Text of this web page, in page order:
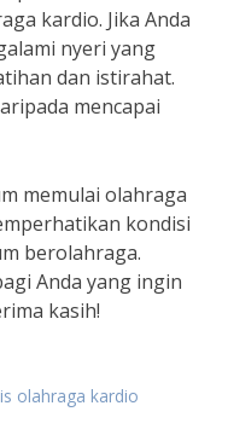
kardio. Jika Anda
nyeri yang
dan istirahat.
mencapai
memulai olahraga
kondisi
berolahraga.
Anda yang ingin
kasih!
olahraga kardio